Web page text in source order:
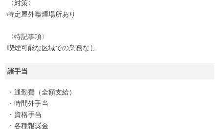
〈対策〉
特定屋外喫煙場所あり
〈特記事項〉
喫煙可能な区域での業務なし
諸手当
・通勤費（全額支給）
・時間外手当
・資格手当
・各種報奨金